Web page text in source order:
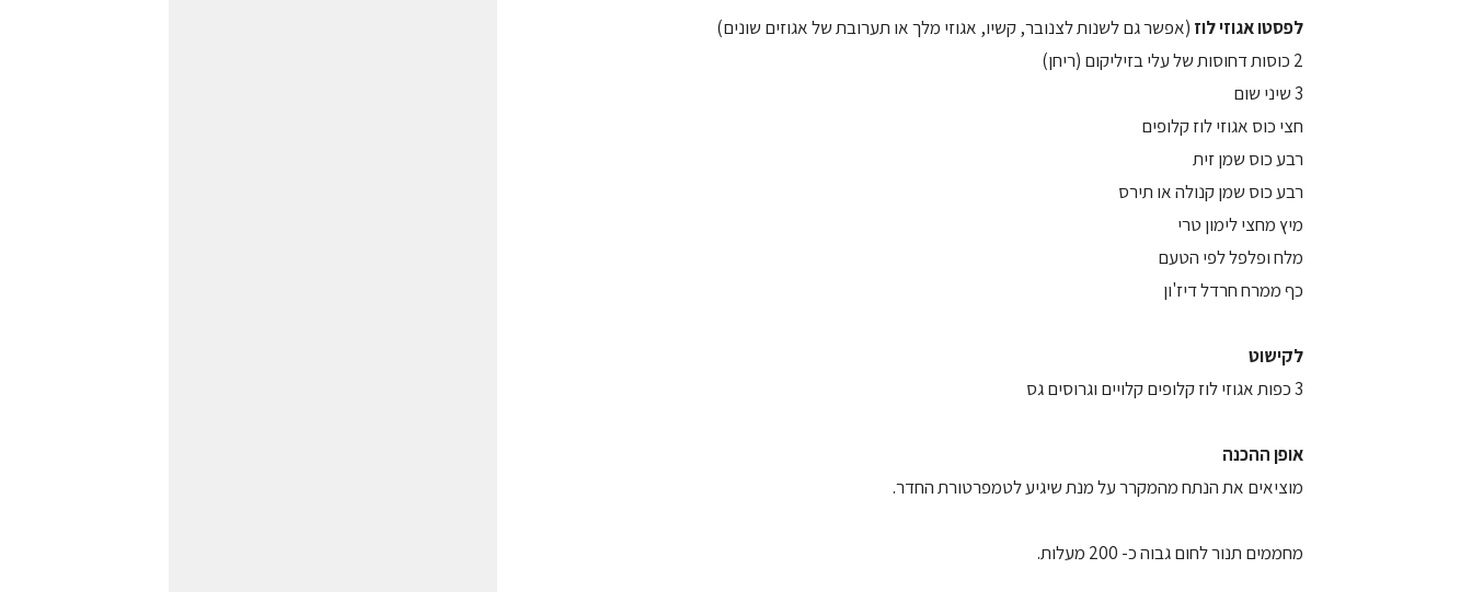
לפסטו אגוזי לוז (אפשר גם לשנות לצנובר, קשיו, אגוזי מלך או תערובת של אגוזים שונים)
2 כוסות דחוסות של עלי בזיליקום (ריחן)
3 שיני שום
חצי כוס אגוזי לוז קלופים
רבע כוס שמן זית
רבע כוס שמן קנולה או תירס
מיץ מחצי לימון טרי
מלח ופלפל לפי הטעם
כף ממרח חרדל דיז'ון
לקישוט
3 כפות אגוזי לוז קלופים קלויים וגרוסים גס
אופן ההכנה
מוציאים את הנתח מהמקרר על מנת שיגיע לטמפרטורת החדר.
מחממים תנור לחום גבוה כ- 200 מעלות.